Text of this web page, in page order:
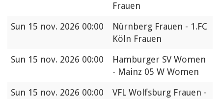
Frauen
Sun 15 nov. 2026 00:00
Nürnberg Frauen - 1.FC
Köln Frauen
Sun 15 nov. 2026 00:00
Hamburger SV Women
- Mainz 05 W Women
Sun 15 nov. 2026 00:00
VFL Wolfsburg Frauen -